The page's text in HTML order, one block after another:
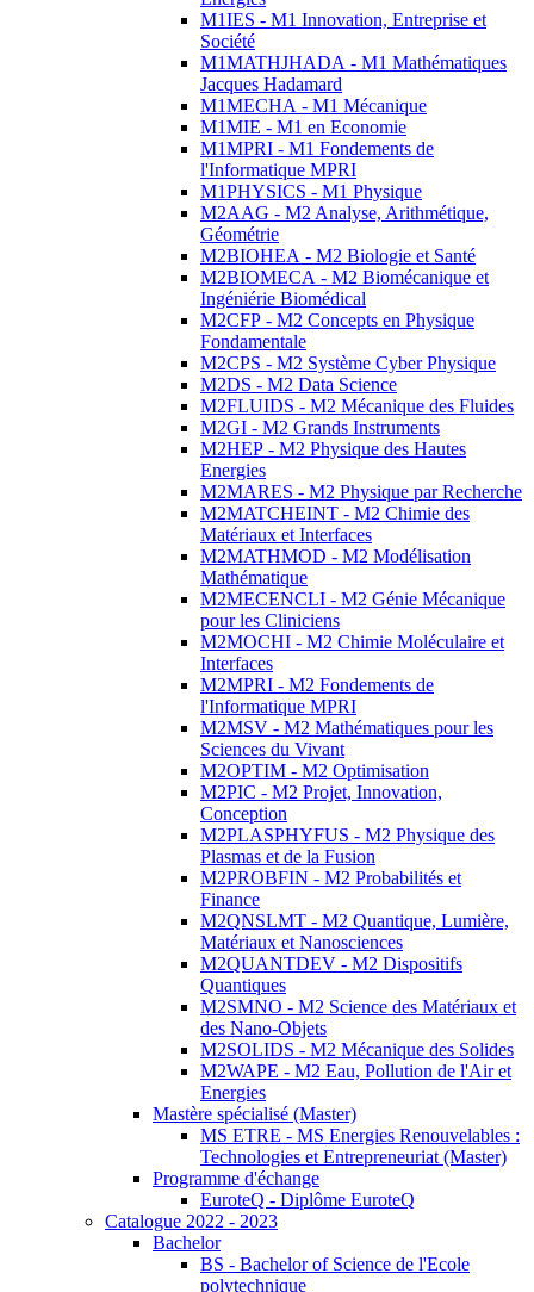
M1IES - M1 Innovation, Entreprise et
Société
M1MATHJHADA - M1 Mathématiques
Jacques Hadamard
M1MECHA - M1 Mécanique
M1MIE - M1 en Economie
M1MPRI - M1 Fondements de
l'Informatique MPRI
M1PHYSICS - M1 Physique
M2AAG - M2 Analyse, Arithmétique,
Géométrie
M2BIOHEA - M2 Biologie et Santé
M2BIOMECA - M2 Biomécanique et
Ingéniérie Biomédical
M2CFP - M2 Concepts en Physique
Fondamentale
M2CPS - M2 Système Cyber Physique
M2DS - M2 Data Science
M2FLUIDS - M2 Mécanique des Fluides
M2GI - M2 Grands Instruments
M2HEP - M2 Physique des Hautes
Energies
M2MARES - M2 Physique par Recherche
M2MATCHEINT - M2 Chimie des
Matériaux et Interfaces
M2MATHMOD - M2 Modélisation
Mathématique
M2MECENCLI - M2 Génie Mécanique
pour les Cliniciens
M2MOCHI - M2 Chimie Moléculaire et
Interfaces
M2MPRI - M2 Fondements de
l'Informatique MPRI
M2MSV - M2 Mathématiques pour les
Sciences du Vivant
M2OPTIM - M2 Optimisation
M2PIC - M2 Projet, Innovation,
Conception
M2PLASPHYFUS - M2 Physique des
Plasmas et de la Fusion
M2PROBFIN - M2 Probabilités et
Finance
M2QNSLMT - M2 Quantique, Lumière,
Matériaux et Nanosciences
M2QUANTDEV - M2 Dispositifs
Quantiques
M2SMNO - M2 Science des Matériaux et
des Nano-Objets
M2SOLIDS - M2 Mécanique des Solides
M2WAPE - M2 Eau, Pollution de l'Air et
Energies
Mastère spécialisé (Master)
MS ETRE - MS Energies Renouvelables :
Technologies et Entrepreneuriat (Master)
Programme d'échange
EuroteQ - Diplôme EuroteQ
Catalogue 2022 - 2023
Bachelor
BS - Bachelor of Science de l'Ecole
polytechnique